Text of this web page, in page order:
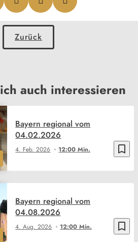
Zurück
auch interessieren
bookmark_border
4. Feb. 2026 12:00 Min.
Bayern regional vom
04.02.2026
bookmark_border
4. Aug. 2026 12:00 Min.
Bayern regional vom
04.08.2026